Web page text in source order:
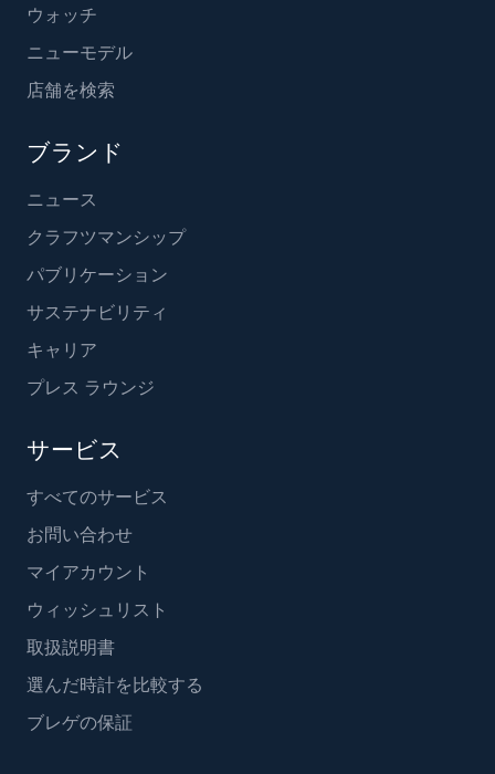
ウォッチ
ニューモデル
店舗を検索
ブランド
ニュース
クラフツマンシップ
パブリケーション
サステナビリティ
キャリア
プレス ラウンジ
サービス
すべてのサービス
お問い合わせ
マイアカウント
ウィッシュリスト
取扱説明書
選んだ時計を比較する
ブレゲの保証